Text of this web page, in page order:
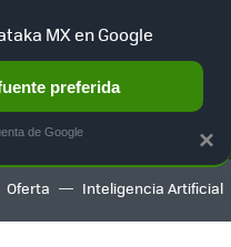
AUTO TERRITORIO
Oferta Inteligencia Artificial
×
MX en Google
preferida
de Google